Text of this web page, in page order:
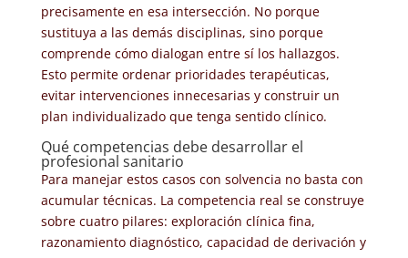
precisamente en esa intersección. No porque
sustituya a las demás disciplinas, sino porque
comprende cómo dialogan entre sí los hallazgos.
Esto permite ordenar prioridades terapéuticas,
evitar intervenciones innecesarias y construir un
plan individualizado que tenga sentido clínico.
Qué competencias debe desarrollar el
profesional sanitario
Para manejar estos casos con solvencia no basta con
acumular técnicas. La competencia real se construye
sobre cuatro pilares: exploración clínica fina,
razonamiento diagnóstico, capacidad de derivación y